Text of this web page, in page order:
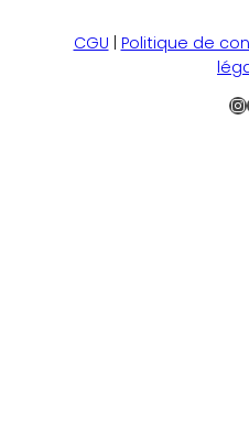
CGU | Politique de